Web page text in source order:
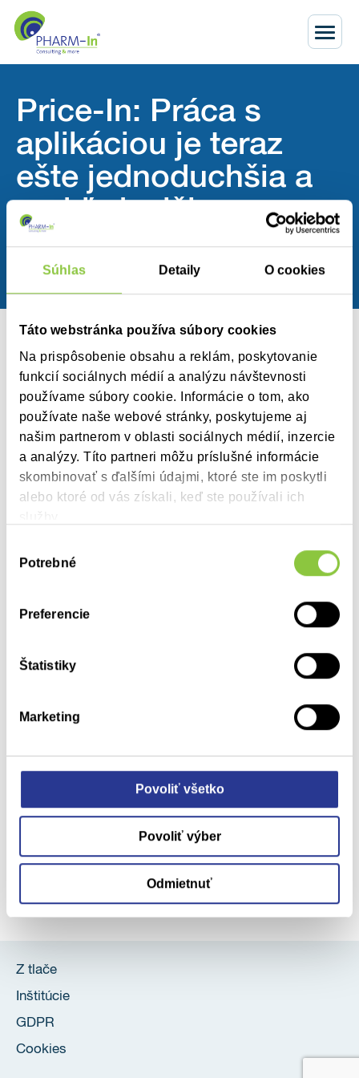
Súhlas Detaily O cookies
Táto webstránka používa súbory cookies
Na prispôsobenie obsahu a reklám, poskytovanie
funkcií sociálnych médií a analýzu návštevnosti
používame súbory cookie. Informácie o tom, ako
používate naše webové stránky, poskytujeme aj
našim partnerom v oblasti sociálnych médií, inzercie
a analýzy. Títo partneri môžu príslušné informácie
skombinovať s ďalšími údajmi, ktoré ste im poskytli
alebo ktoré od vás získali, keď ste používali ich
súhlasu
Potrebné
Preferencie
Štatistiky
Marketing
Povoliť všetko
Povoliť výber
Odmietnuť
Price-In: Práca s
aplikáciou je teraz
ešte jednoduchšia a
prehľadnejšia
prehľadnejšia
03.05.2019
Do aplikácie sme pridali filter zobrazených stĺpcov, čo
umožňuje výber stĺpcov s relevantnými údajmi potrebnými
pre aktuálnu analýzu.
Riešenia
pharmin@pharmin.sk
Pharm-in Apps
Z tlače
Inštitúcie
GDPR
Cookies